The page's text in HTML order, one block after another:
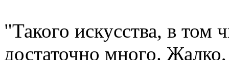
"Такого искусства, в том
достаточно много.